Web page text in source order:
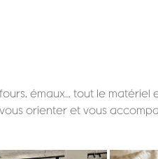
émaux… tout le matériel
orienter et vous